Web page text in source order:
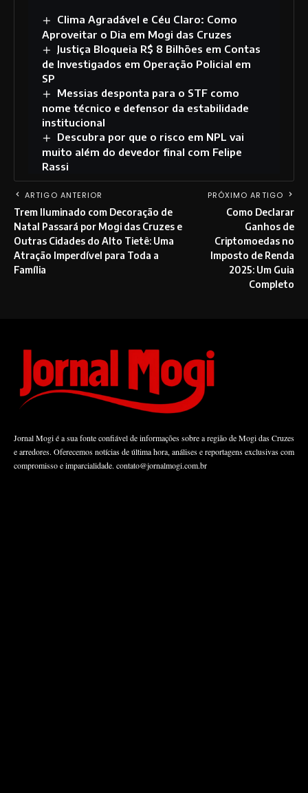
Clima Agradável e Céu Claro: Como
Aproveitar o Dia em Mogi das Cruzes
Justiça Bloqueia R$ 8 Bilhões em Contas
de Investigados em Operação Policial em
SP
Messias desponta para o STF como
nome técnico e defensor da estabilidade
institucional
Descubra por que o risco em NPL vai
muito além do devedor final com Felipe
Rassi
ARTIGO ANTERIOR
Trem Iluminado com Decoração de
Natal Passará por Mogi das Cruzes e
Outras Cidades do Alto Tietê: Uma
Atração Imperdível para Toda a
Família
PRÓXIMO ARTIGO
Como Declarar
Ganhos de
Criptomoedas no
Imposto de Renda
2025: Um Guia
Completo
Jornal Mogi é a sua fonte confiável de informações sobre a região de Mogi das Cruzes
e arredores. Oferecemos notícias de última hora, análises e reportagens exclusivas com
compromisso e imparcialidade. contato@jornalmogi.com.br